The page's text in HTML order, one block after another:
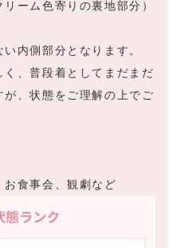
ーム色寄りの裏地部分）
内側部分となります。
、普段着としてまだまだ
、状態をご理解の上でご
食事会、観劇など